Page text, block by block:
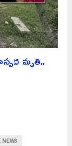
మృతి..
NEWS